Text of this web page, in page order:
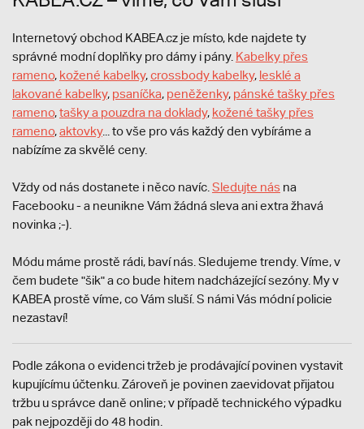
Internetový obchod KABEA.cz je místo, kde najdete ty
správné modní doplňky pro dámy i pány. Kabelky přes
rameno, kožené kabelky,crossbody kabelky, lesklé a
lakované kabelky, psaníčka, peněženky, pánské tašky přes
rameno,tašky a pouzdra na doklady, kožené tašky přes
rameno,aktovky... to vše pro vás každý den vybíráme a
nabízíme za skvělé ceny.
Vždy od nás dostanete i něco navíc. Sledujte nás na
Facebooku - a neunikne Vám žádná sleva ani extra žhavá
novinka ;-).
Módu máme prostě rádi, baví nás. Sledujeme trendy. Víme, v
čem budete "šik" a co bude hitem nadcházející sezóny. My v
KABEA prostě víme, co Vám sluší. S námi Vás módní policie
nezastaví!
Podle zákona o evidenci tržeb je prodávající povinen vystavit
kupujícímu účtenku. Zároveň je povinen zaevidovat přijatou
tržbu u správce daně online; v případě technického výpadku
pak nejpozději do 48 hodin.